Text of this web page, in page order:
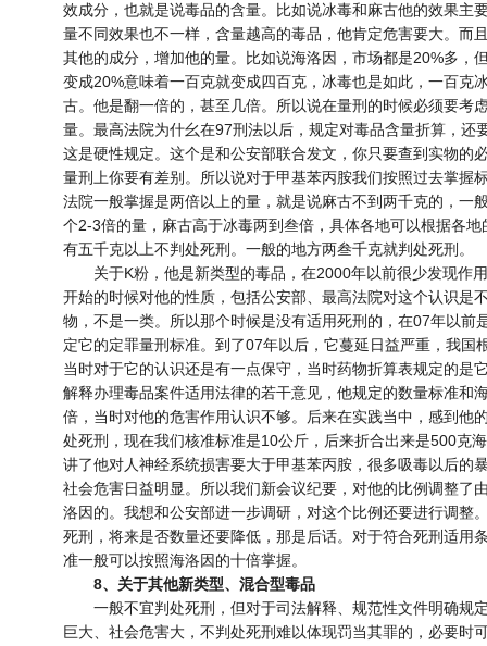
效成分，也就是说毒品的含量。比如说冰毒和麻古他的效果主
量不同效果也不一样，含量越高的毒品，他肯定危害要大。而
其他的成分，增加他的量。比如说海洛因，市场都是20%多，
变成20%意味着一百克就变成四百克，冰毒也是如此，一百克
古。他是翻一倍的，甚至几倍。所以说在量刑的时候必须要考
量。最高法院为什幺在97刑法以后，规定对毒品含量折算，还
这是硬性规定。这个是和公安部联合发文，你只要查到实物的
量刑上你要有差别。所以说对于甲基苯丙胺我们按照过去掌握
法院一般掌握是两倍以上的量，就是说麻古不到两千克的，一
个2-3倍的量，麻古高于冰毒两到叁倍，具体各地可以根据各
有五千克以上不判处死刑。一般的地方两叁千克就判处死刑。
关于K粉，他是新类型的毒品，在2000年以前很少发现作
开始的时候对他的性质，包括公安部、最高法院对这个认识是
物，不是一类。所以那个时候是没有适用死刑的，在07年以前
定它的定罪量刑标准。到了07年以后，它蔓延日益严重，我国
当时对于它的认识还是有一点保守，当时药物折算表规定的是
解释办理毒品案件适用法律的若干意见，他规定的数量标准和
倍，当时对他的危害作用认识不够。后来在实践当中，感到他
处死刑，现在我们核准标准是10公斤，后来折合出来是500克
讲了他对人神经系统损害要大于甲基苯丙胺，很多吸毒以后的
社会危害日益明显。所以我们新会议纪要，对他的比例调整了
洛因的。我想和公安部进一步调研，对这个比例还要进行调整
死刑，将来是否数量还要降低，那是后话。对于符合死刑适用
准一般可以按照海洛因的十倍掌握。
8、关于其他新类型、混合型毒品
一般不宜判处死刑，但对于司法解释、规范性文件明确规
巨大、社会危害大，不判处死刑难以体现罚当其罪的，必要时